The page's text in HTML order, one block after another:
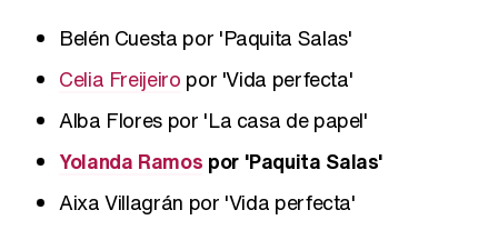
Belén Cuesta por 'Paquita Salas'
Celia Freijeiro por 'Vida perfecta'
Alba Flores por 'La casa de papel'
Yolanda Ramos por 'Paquita Salas'
Aixa Villagrán por 'Vida perfecta'